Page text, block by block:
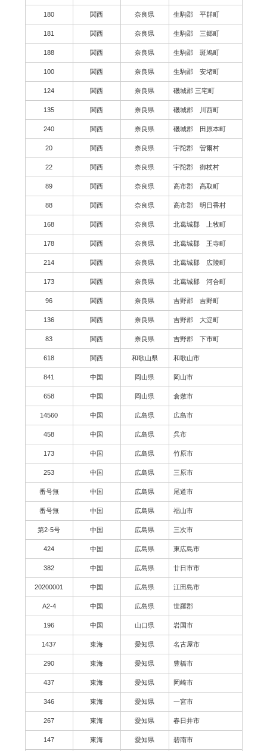
180 関西 奈良県 生駒郡 平群町
181 関西 奈良県 生駒郡 三郷町
188 関西 奈良県 生駒郡 斑鳩町
100 関西 奈良県 生駒郡 安堵町
124 関西 奈良県 磯城郡 三宅町
135 関西 奈良県 磯城郡 川西町
240 関西 奈良県 磯城郡 田原本町
20 関西 奈良県 宇陀郡 曽爾村
22 関西 奈良県 宇陀郡 御杖村
89 関西 奈良県 高市郡 高取町
88 関西 奈良県 高市郡 明日香村
168 関西 奈良県 北葛城郡 上牧町
178 関西 奈良県 北葛城郡 王寺町
214 関西 奈良県 北葛城郡 広陵町
173 関西 奈良県 北葛城郡 河合町
96 関西 奈良県 吉野郡 吉野町
136 関西 奈良県 吉野郡 大淀町
83 関西 奈良県 吉野郡 下市町
618 関西 和歌山県 和歌山市
841 中国 岡山県 岡山市
658 中国 岡山県 倉敷市
14560 中国 広島県 広島市
458 中国 広島県 呉市
173 中国 広島県 竹原市
253 中国 広島県 三原市
番号無 中国 広島県 尾道市
番号無 中国 広島県 福山市
第2-5号 中国 広島県 三次市
424 中国 広島県 東広島市
382 中国 広島県 廿日市市
20200001 中国 広島県 江田島市
A2-4 中国 広島県 世羅郡
196 中国 山口県 岩国市
1437 東海 愛知県 名古屋市
290 東海 愛知県 豊橋市
437 東海 愛知県 岡崎市
346 東海 愛知県 一宮市
267 東海 愛知県 春日井市
147 東海 愛知県 碧南市